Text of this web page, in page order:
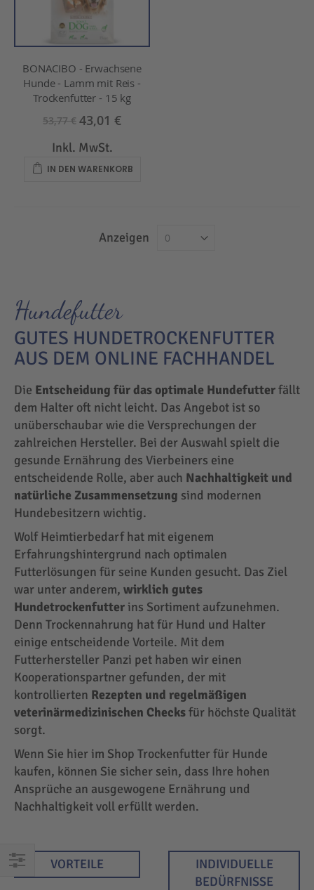
BONACIBO - Erwachsene
Hunde - Lamm mit Reis -
Trockenfutter - 15 kg
53,77 € 43,01 €
Inkl. MwSt.
IN DEN WARENKORB
Anzeigen
EINKAUFEN
Hundefutter
GUTES HUNDETROCKENFUTTER
AUS DEM ONLINE FACHHANDEL
Die Entscheidung für das optimale Hundefutterfällt
dem Halter oft nicht leicht. Das Angebot ist so
unüberschaubar wie die Versprechungen der
zahlreichen Hersteller. Bei der Auswahl spielt die
gesunde Ernährung des Vierbeiners eine
entscheidende Rolle, aber auch Nachhaltigkeit und
natürliche Zusammensetzung sind modernen
Hundebesitzern wichtig.
Wolf Heimtierbedarf hat mit eigenem
Erfahrungshintergrund nach optimalen
Futterlösungen für seine Kunden gesucht. Das Ziel
war unter anderem, wirklich gutes
Hundetrockenfutter ins Sortiment aufzunehmen.
Denn Trockennahrung hat für Hund und Halter
einige entscheidende Vorteile. Mit dem
Futterhersteller Panzi pet haben wir einen
Kooperationspartner gefunden, der mit
kontrollierten Rezepten und regelmäßigen
veterinärmedizinischen Checksfür höchste Qualität
sorgt.
Wenn Sie hier im Shop Trockenfutter für Hunde
kaufen, können Sie sicher sein, dass Ihre hohen
Ansprüche an ausgewogene Ernährung und
Nachhaltigkeit voll erfüllt werden.
VORTEILE
INDIVIDUELLE
BEDÜRFNISSE